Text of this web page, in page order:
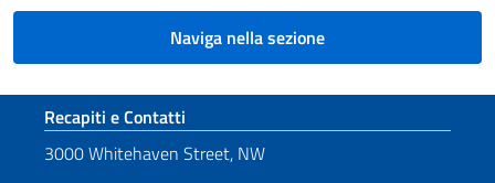
Naviga nella sezione
Sezione footer
Recapiti e Contatti
3000 Whitehaven Street, NW